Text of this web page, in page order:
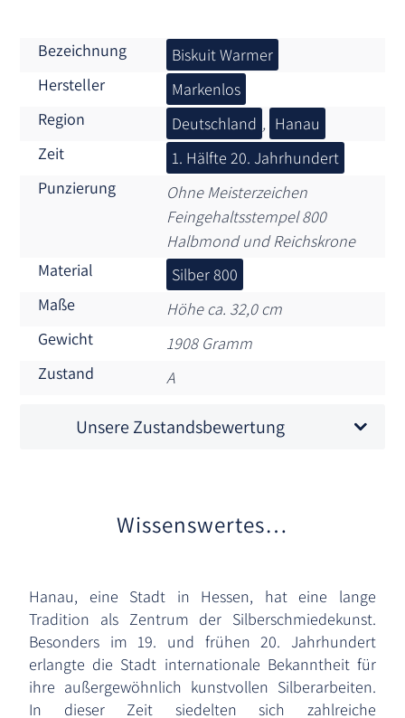
Bezeichnung
Biskuit Warmer
Hersteller
Markenlos
Region
Deutschland , Hanau
Zeit
1. Hälfte 20. Jahrhundert
Punzierung
Ohne Meisterzeichen
Feingehaltsstempel 800
Halbmond und Reichskrone
Material
Silber 800
Maße
Höhe ca. 32,0 cm
Gewicht
1908 Gramm
Zustand
A
Unsere Zustandsbewertung
Wissenswertes…
Hanau, eine Stadt in Hessen, hat eine lange
Tradition als Zentrum der Silberschmiedekunst.
Besonders im 19. und frühen 20. Jahrhundert
erlangte die Stadt internationale Bekanntheit für
ihre außergewöhnlich kunstvollen Silberarbeiten.
In dieser Zeit siedelten sich zahlreiche